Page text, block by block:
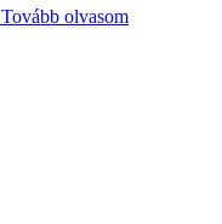
Tovább olvasom